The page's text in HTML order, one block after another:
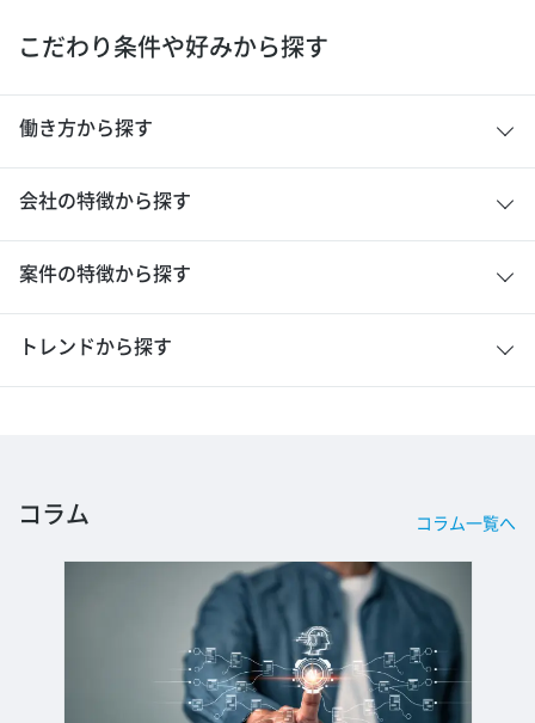
こだわり条件や好みから探す
働き方から探す
会社の特徴から探す
案件の特徴から探す
トレンドから探す
コラム コラム一覧へ